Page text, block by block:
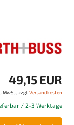
49,15 EUR
MwSt., zzgl. Versandkosten
/ 2-3 Werktage